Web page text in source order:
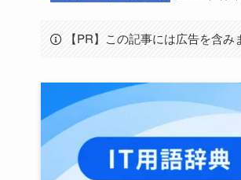
【PR】この記事には広告を含み